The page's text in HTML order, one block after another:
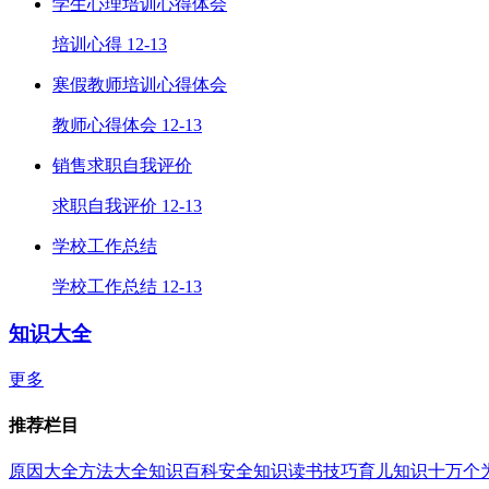
学生心理培训心得体会
培训心得 12-13
寒假教师培训心得体会
教师心得体会 12-13
销售求职自我评价
求职自我评价 12-13
学校工作总结
学校工作总结 12-13
知识大全
更多
推荐栏目
原因大全方法大全知识百科安全知识读书技巧育儿知识十万个